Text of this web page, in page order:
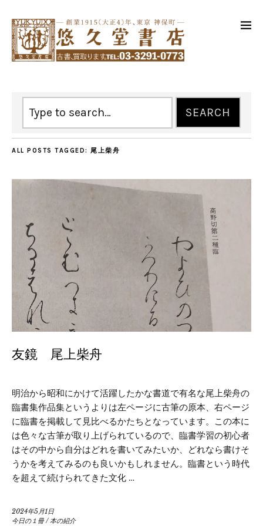
ALL POSTS TAGGED: 尾上柴舟
友鏡 尾上柴舟
明治から昭和にかけて活躍したかな書道で有名な尾上柴舟の
臨書集作品集というよりは左ページに古筆の原本、右ページ
に臨書を掲載して見比べるかたちとなっています。この本に
は色々な古筆が取り上げられているので、臨書学習の初心者
はその中から自分はどれを書いてみたいか、どれなら書けそ
うかを考えてみるのも良いかもしれません。臨書という時代
を超えて続けられてきた文化 …
2024年5月1日
今日の１冊/本の紹介